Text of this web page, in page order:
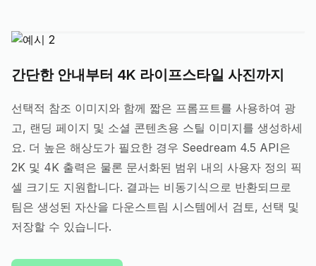
간단한 안내부터 4K 라이프스타일 사진까지
선택적 참조 이미지와 함께 짧은 프롬프트를 사용하여 광
고, 랜딩 페이지 및 소셜 콘텐츠용 스틸 이미지를 생성하세
요. 더 높은 해상도가 필요한 경우 Seedream 4.5 API은
2K 및 4K 출력은 물론 문서화된 범위 내의 사용자 정의 픽
셀 크기도 지원합니다. 결과는 비동기식으로 반환되므로
팀은 생성된 자산을 다운스트림 시스템에서 검토, 선택 및
저장할 수 있습니다.